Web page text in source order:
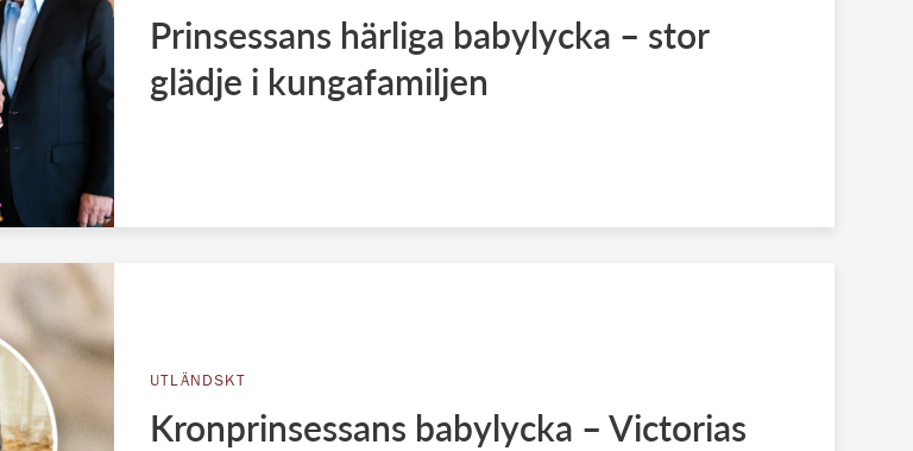
Prinsessans härliga babylycka – stor
glädje i kungafamiljen
UTLÄNDSKT
Kronprinsessans babylycka – Victorias